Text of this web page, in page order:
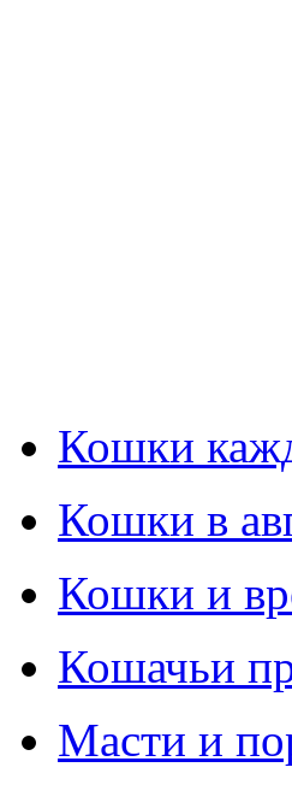
Кошки
Кошки в
Кошки и
Кошачьи
Масти и